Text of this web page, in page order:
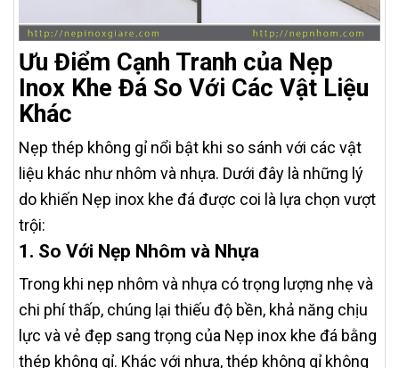
Ưu Điểm Cạnh Tranh của Nẹp
Inox Khe Đá So Với Các Vật Liệu
Khác
Nẹp thép không gỉ nổi bật khi so sánh với các vật
liệu khác như nhôm và nhựa. Dưới đây là những lý
do khiến Nẹp inox khe đá được coi là lựa chọn vượt
trội:
1. So Với Nẹp Nhôm và Nhựa
Trong khi nẹp nhôm và nhựa có trọng lượng nhẹ và
chi phí thấp, chúng lại thiếu độ bền, khả năng chịu
lực và vẻ đẹp sang trọng của Nẹp inox khe đá bằng
thép không gỉ. Khác với nhựa, thép không gỉ không